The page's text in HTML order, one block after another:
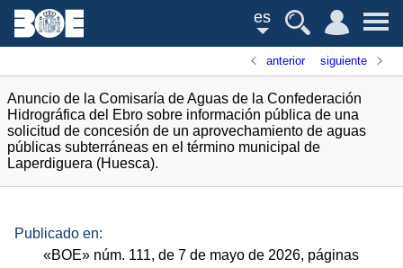
es
anterior siguiente
Anuncio de la Comisaría de Aguas de la Confederación
Hidrográfica del Ebro sobre información pública de una
solicitud de concesión de un aprovechamiento de aguas
públicas subterráneas en el término municipal de
Laperdiguera (Huesca).
Publicado en:
«BOE» núm. 111, de 7 de mayo de 2026, páginas